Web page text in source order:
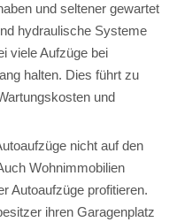
und seltener gewartet
hydraulische Systeme
viele Aufzüge bei
halten. Dies führt zu
und
nicht auf den
Wohnimmobilien
Autoaufzüge profitieren.
ihren Garagenplatz